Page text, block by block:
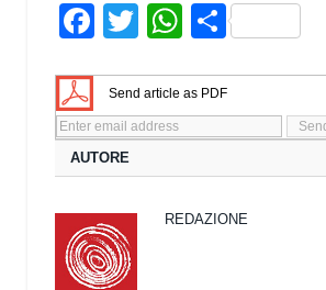
Facebook
TwitterWhatsApp
Share
Send article as PDF
AUTORE
REDAZIONE